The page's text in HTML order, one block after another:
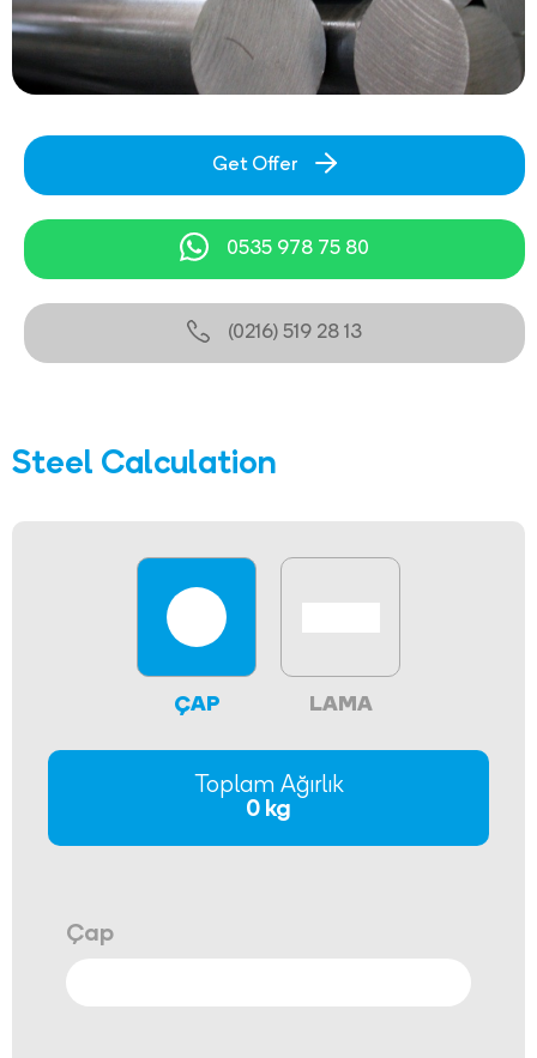
Get Offer
0535 978 75 80
(0216) 519 28 13
Steel Calculation
ÇAP LAMA
Çap
Toplam Ağırlık
0 kg